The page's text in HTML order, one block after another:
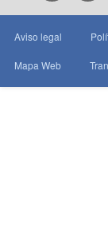
Aviso legal
Mapa Web